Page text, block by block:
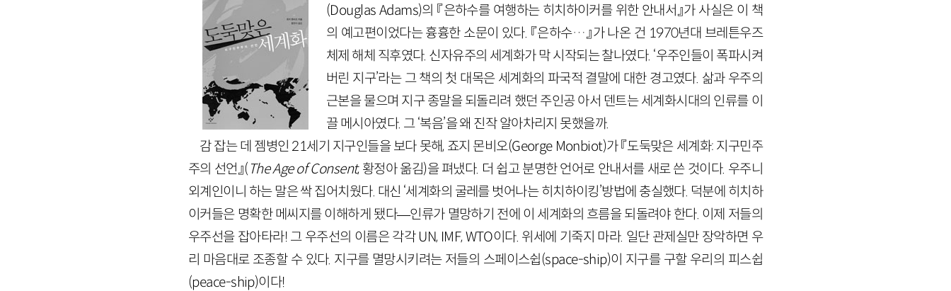
(Douglas Adams)의 『은하수를 여행하는 히치하이커를 위한 안내서』가 사실은 이 책
의 예고편이었다는 흉흉한 소문이 있다. 『은하수…』가 나온 건 1970년대 브레튼우즈
체제 해체 직후였다. 신자유주의 세계화가 막 시작되는 찰나였다. ‘우주인들이 폭파시켜
버린 지구’라는 그 책의 첫 대목은 세계화의 파국적 결말에 대한 경고였다. 삶과 우주의
근본을 물으며 지구 종말을 되돌리려 했던 주인공 아서 덴트는 세계화시대의 인류를 이
끌 메시아였다. 그 ‘복음’을 왜 진작 알아차리지 못했을까.
감 잡는 데 젬병인 21세기 지구인들을 보다 못해, 죠지 몬비오(George Monbiot)가 『도둑맞은 세계화: 지구민주
주의 선언』( TheAgeofConsent, 황정아 옮김)을 펴냈다. 더 쉽고 분명한 언어로 안내서를 새로 쓴 것이다. 우주니
외계인이니 하는 말은 싹 집어치웠다. 대신 ‘세계화의 굴레를 벗어나는 히치하이킹’방법에 충실했다. 덕분에 히치하
이커들은 명확한 메씨지를 이해하게 됐다—인류가 멸망하기 전에 이 세계화의 흐름을 되돌려야 한다. 이제 저들의
우주선을 잡아타라! 그 우주선의 이름은 각각 UN, IMF, WTO이다. 위세에 기죽지 마라. 일단 관제실만 장악하면 우
리 마음대로 조종할 수 있다. 지구를 멸망시키려는 저들의 스페이스쉽(space-ship)이 지구를 구할 우리의 피스쉽
(peace-ship)이다!